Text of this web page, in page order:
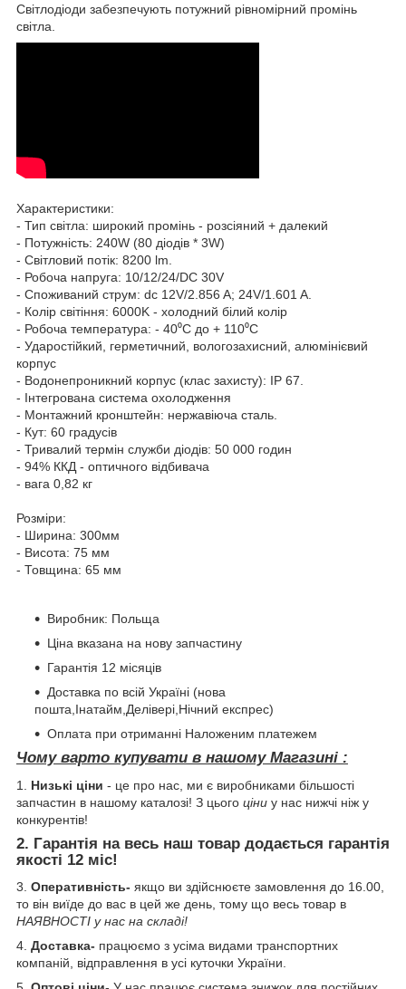
Світлодіоди забезпечують потужний рівномірний промінь
світла.
Характеристики:
- Тип світла: широкий промінь - розсіяний + далекий
- Потужність: 240W (80 діодів * 3W)
- Світловий потік: 8200 lm.
- Робоча напруга: 10/12/24/DC 30V
- Споживаний струм: dc 12V/2.856 A; 24V/1.601 A.
- Колір світіння: 6000K - холодний білий колір
- Робоча температура: - 40⁰С до + 110⁰С
- Ударостійкий, герметичний, вологозахисний, алюмінієвий
корпус
- Водонепроникний корпус (клас захисту): IP 67.
- Інтегрована система охолодження
- Монтажний кронштейн: нержавіюча сталь.
- Кут: 60 градусів
- Тривалий термін служби діодів: 50 000 годин
- 94% ККД - оптичного відбивача
- вага 0,82 кг
Розміри:
- Ширина: 300мм
- Висота: 75 мм
- Товщина: 65 мм
Виробник: Польща
Ціна вказана на нову запчастину
Гарантія 12 місяців
Доставка по всій Україні (нова
пошта,Інатайм,Делівері,Нічний експрес)
Оплата при отриманні Наложеним платежем
Чому варто купувати в нашому Магазині :
1. Низькі ціни - це про нас, ми є виробниками більшості
запчастин в нашому каталозі! З цього ціни у нас нижчі ніж у
конкурентів!
2. Гарантія на весь наш товар додається гарантія
якості 12 міс!
3. Оперативність- якщо ви здійснюєте замовлення до 16.00,
то він виїде до вас в цей же день, тому що весь товар в
НАЯВНОСТІ у нас на складі!
4. Доставка- працюємо з усіма видами транспортних
компаній, відправлення в усі куточки України.